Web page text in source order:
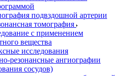
подвздошной артерии
томография
с применением
вещества
исследования
резонансные ангиографии
сосудов)